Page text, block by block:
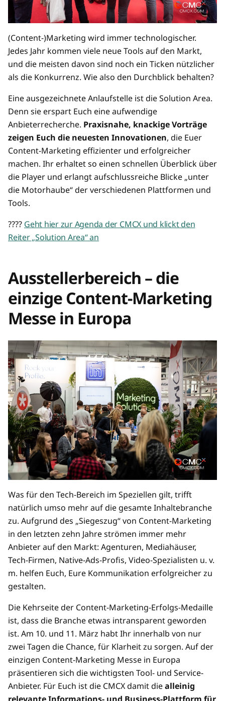
(Content-)Marketing wird immer technologischer.
Jedes Jahr kommen viele neue Tools auf den Markt,
und die meisten davon sind noch ein Ticken nützlicher
als die Konkurrenz. Wie also den Durchblick behalten?
Eine ausgezeichnete Anlaufstelle ist die Solution Area.
Denn sie erspart Euch eine aufwendige
Anbieterrecherche. Praxisnahe, knackige Vorträge
zeigen Euch die neuesten Innovationen, die Euer
Content-Marketing effizienter und erfolgreicher
machen. Ihr erhaltet so einen schnellen Überblick über
die Player und erlangt aufschlussreiche Blicke „unter
die Motorhaube“ der verschiedenen Plattformen und
Tools.
???? Geht hier zur Agenda der CMCX und klickt den
Reiter „Solution Area“ an
Ausstellerbereich – die
einzige Content-Marketing
Messe in Europa
Was für den Tech-Bereich im Speziellen gilt, trifft
natürlich umso mehr auf die gesamte Inhaltebranche
zu. Aufgrund des „Siegeszug“ von Content-Marketing
in den letzten zehn Jahre strömen immer mehr
Anbieter auf den Markt: Agenturen, Mediahäuser,
Tech-Firmen, Native-Ads-Profis, Video-Spezialisten u. v.
m. helfen Euch, Eure Kommunikation erfolgreicher zu
gestalten.
Die Kehrseite der Content-Marketing-Erfolgs-Medaille
ist, dass die Branche etwas intransparent geworden
ist. Am 10. und 11. März habt Ihr innerhalb von nur
zwei Tagen die Chance, für Klarheit zu sorgen. Auf der
einzigen Content-Marketing Messe in Europa
präsentieren sich die wichtigsten Tool- und Service-
Anbieter. Für Euch ist die CMCX damit diealleinig